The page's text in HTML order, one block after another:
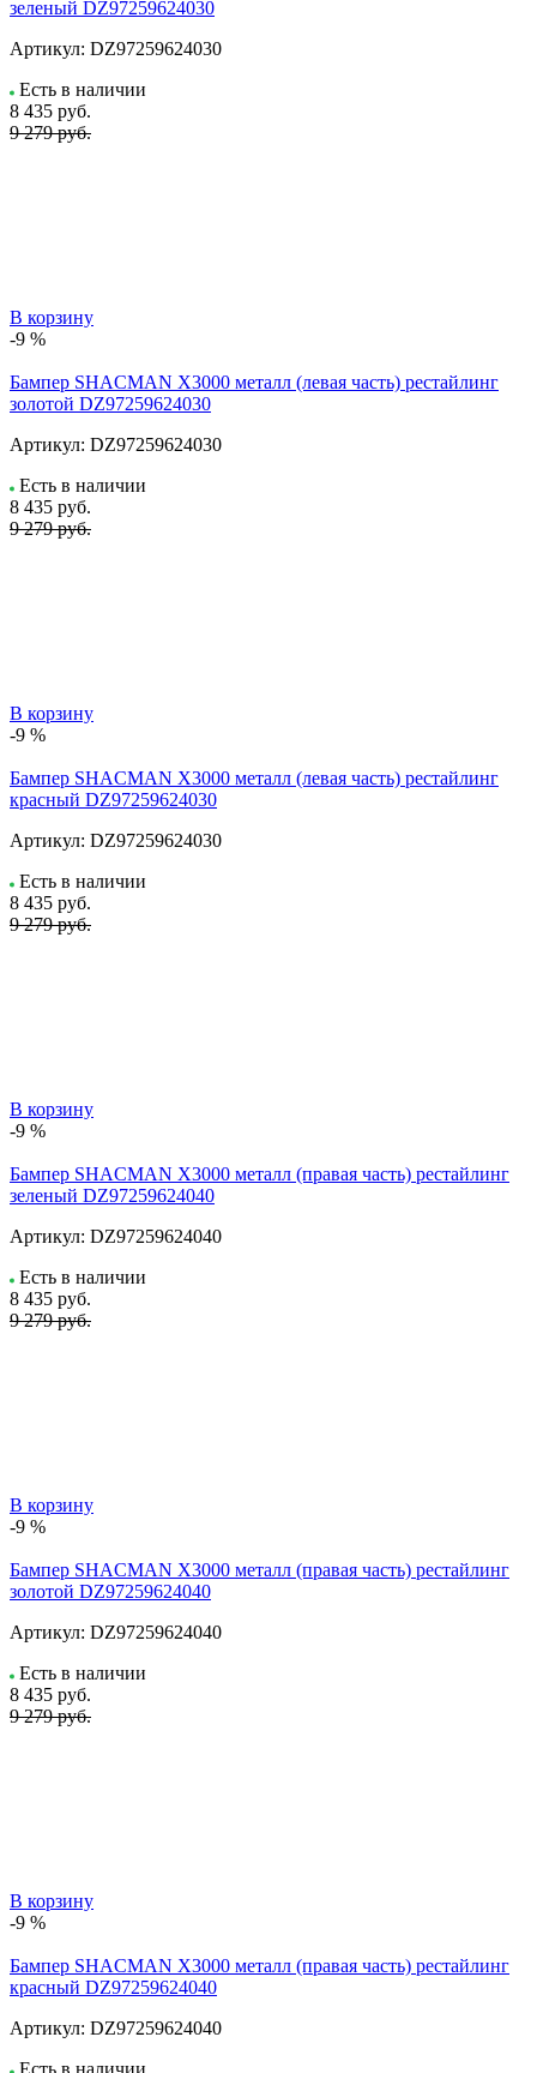
зеленый DZ97259624030
Артикул: DZ97259624030
Есть в наличии
8 435 руб.
9 279 руб.
В корзину
-9 %
Бампер SHACMAN X3000 металл (левая часть) рестайлинг
золотой DZ97259624030
Артикул: DZ97259624030
Есть в наличии
8 435 руб.
9 279 руб.
В корзину
-9 %
Бампер SHACMAN X3000 металл (левая часть) рестайлинг
красный DZ97259624030
Артикул: DZ97259624030
Есть в наличии
8 435 руб.
9 279 руб.
В корзину
-9 %
Бампер SHACMAN X3000 металл (правая часть) рестайлинг
зеленый DZ97259624040
Артикул: DZ97259624040
Есть в наличии
8 435 руб.
9 279 руб.
В корзину
-9 %
Бампер SHACMAN X3000 металл (правая часть) рестайлинг
золотой DZ97259624040
Артикул: DZ97259624040
Есть в наличии
8 435 руб.
9 279 руб.
В корзину
-9 %
Бампер SHACMAN X3000 металл (правая часть) рестайлинг
красный DZ97259624040
Артикул: DZ97259624040
Есть в наличии